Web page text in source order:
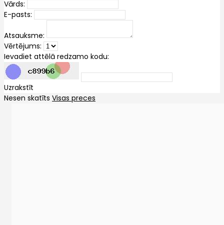
Vārds:
E-pasts:
Atsauksme:
Vērtējums:
Ievadiet attēlā redzamo kodu:
Uzrakstīt
Nesen skatīts Visas preces